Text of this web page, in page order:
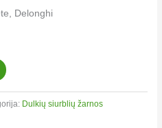
Delonghi
Dulkių siurblių žarnos